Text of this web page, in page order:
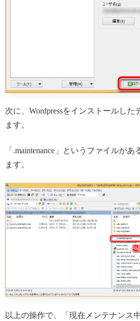
次に、Wordpressをインストールした
ます。
「.maintenance」というファイルが
ます。
以上の操作で、「現在メンテナンス